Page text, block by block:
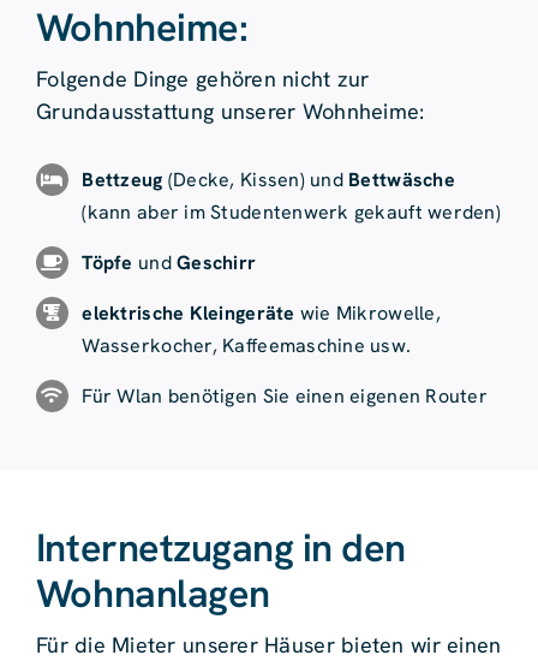
Wohnheime:
Folgende Dinge gehören nicht zur
Grundausstattung unserer Wohnheime:
Bettzeug (Decke, Kissen) und Bettwäsche
(kann aber im Studentenwerk gekauft werden)
Töpfe undGeschirr
elektrische Kleingeräte wie Mikrowelle,
Wasserkocher, Kaffeemaschine usw.
Für Wlan benötigen Sie einen eigenen Router
Internetzugang in den
Wohnanlagen
Für die Mieter unserer Häuser bieten wir einen